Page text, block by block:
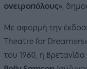
ονειροπόλους»,
Με αφορμή την
Τheatre for
του 1960, η